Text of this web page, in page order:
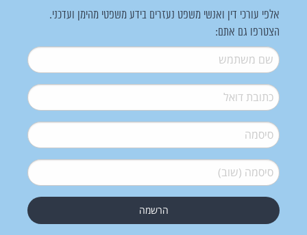
אלפי עורכי דין ואנשי משפט נעזרים בידע משפטי מהימן ועדכני.
הצטרפו גם אתם:
שם משתמש*
דואל*
סיסמה*
סיסמה (שוב)*